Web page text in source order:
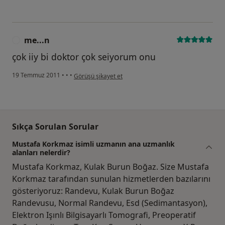
me...n
çok iiy bi doktor çok seiyorum onu
19 Temmuz 2011 • • • kullanıcının görüşüne göre me...n
Görüşü şikayet et
Sıkça Sorulan Sorular
Mustafa Korkmaz isimli uzmanın ana uzmanlık
alanları nelerdir?
Mustafa Korkmaz, Kulak Burun Boğaz. Size Mustafa
Korkmaz tarafından sunulan hizmetlerden bazılarını
gösteriyoruz: Randevu, Kulak Burun Boğaz
Randevusu, Normal Randevu, Esd (Sedimantasyon),
Elektron Işınlı Bilgisayarlı Tomografi, Preoperatif